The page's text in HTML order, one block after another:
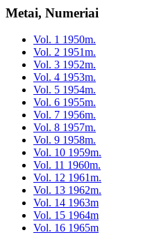
Metai, Numeriai
Vol. 1 1950m.
Vol. 2 1951m.
Vol. 3 1952m.
Vol. 4 1953m.
Vol. 5 1954m.
Vol. 6 1955m.
Vol. 7 1956m.
Vol. 8 1957m.
Vol. 9 1958m.
Vol. 10 1959m.
Vol. 11 1960m.
Vol. 12 1961m.
Vol. 13 1962m.
Vol. 14 1963m
Vol. 15 1964m
Vol. 16 1965m